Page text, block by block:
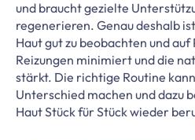
und braucht gezielte
regenerieren. Genau deshalb
Haut gut zu beobachten und auf
Reizungen minimiert und die
stärkt. Die richtige Routine
Unterschied machen und dazu
Haut Stück für Stück wieder